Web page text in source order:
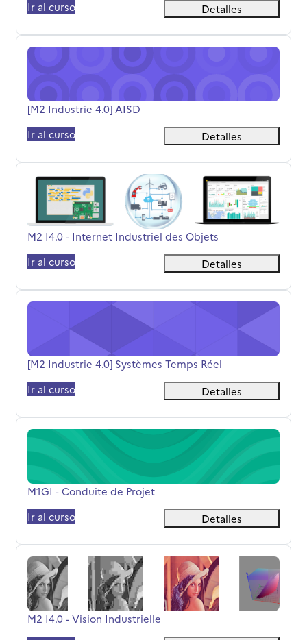
Ir al curso Detalles
[M2 Industrie 4.0] AISD
Nombre del curso
[M2 Industrie 4.0] AISD
Ir al curso
Detalles
M2 I4.0 - Internet Industriel des Objets
Nombre del curso
M2 I4.0 - Internet Industriel des Objets
Ir al curso
Detalles
[M2 Industrie 4.0] Systèmes Temps Réel
Nombre del curso
[M2 Industrie 4.0] Systèmes Temps Réel
Ir al curso
Detalles
M1GI - Conduite de Projet
Nombre del curso
M1GI - Conduite de Projet
Ir al curso
Detalles
M2 I4.0 - Vision Industrielle
Nombre del curso
M2 I4.0 - Vision Industrielle